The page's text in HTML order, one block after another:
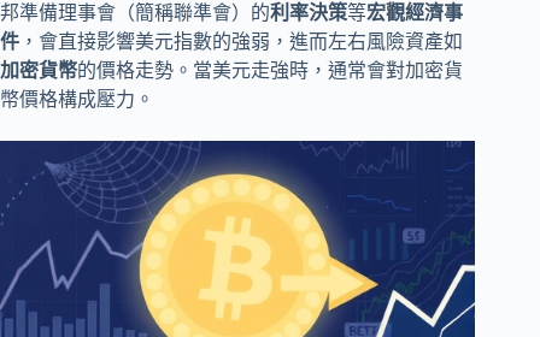
邦準備理事會（簡稱聯準會）的利率決策等宏觀經濟事
件 ，會直接影響美元指數的強弱，進而左右風險資產如
加密貨幣的價格走勢。當美元走強時，通常會對加密貨
幣價格構成壓力。